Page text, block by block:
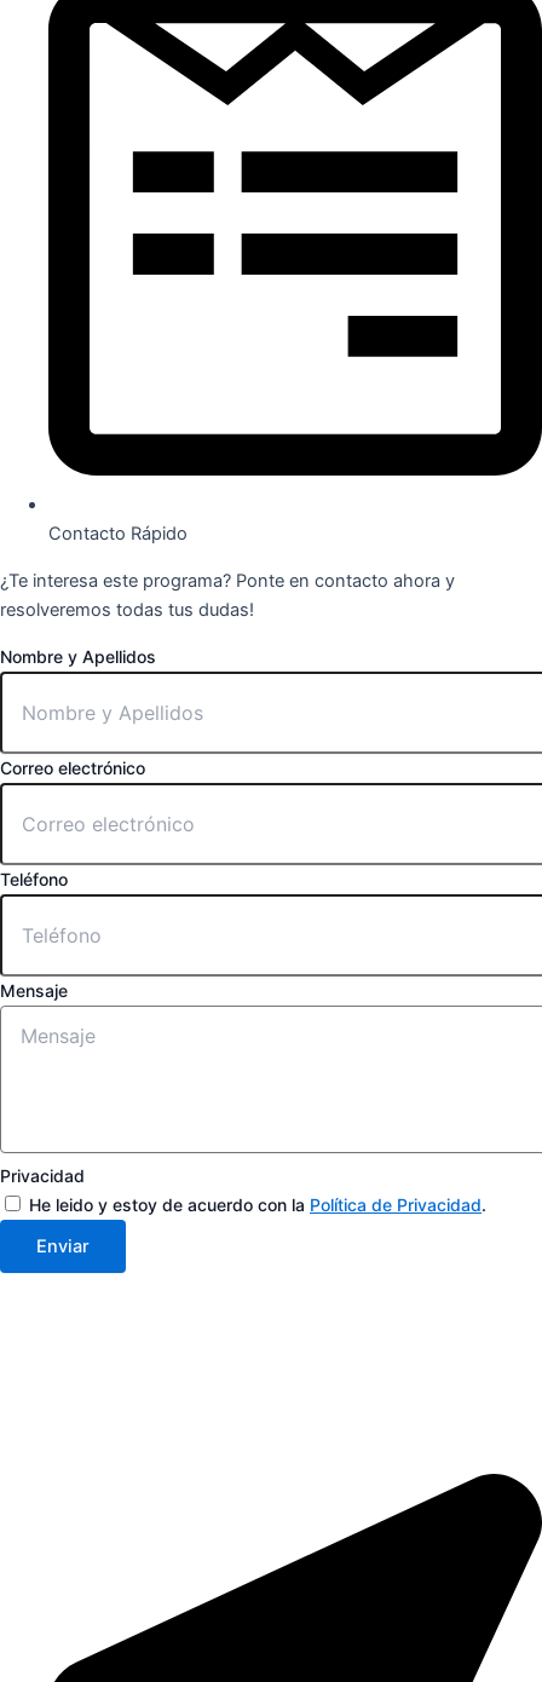
Contacto Rápido
¿Te interesa este programa? Ponte en contacto ahora y
resolveremos todas tus dudas!
Nombre y Apellidos
Correo electrónico
Teléfono
Mensaje
Privacidad
He leido y estoy de acuerdo con la Política de Privacidad.
Enviar